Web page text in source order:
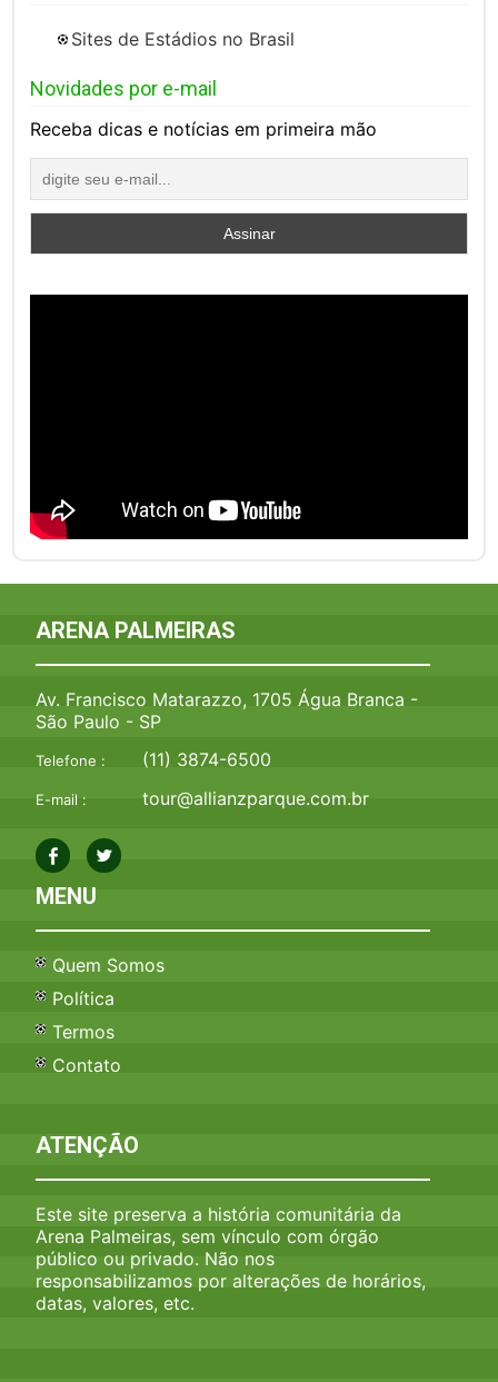
Sites de Estádios no Brasil
Novidades por e-mail
Receba dicas e notícias em primeira mão
ARENA PALMEIRAS
Av. Francisco Matarazzo, 1705 Água Branca -
São Paulo - SP
Telefone : (11) 3874-6500
E-mail : tour@allianzparque.com.br
MENU
Quem Somos
Política
Termos
Contato
ATENÇÃO
Este site preserva a história comunitária da
Arena Palmeiras, sem vínculo com órgão
público ou privado. Não nos
responsabilizamos por alterações de horários,
datas, valores, etc.